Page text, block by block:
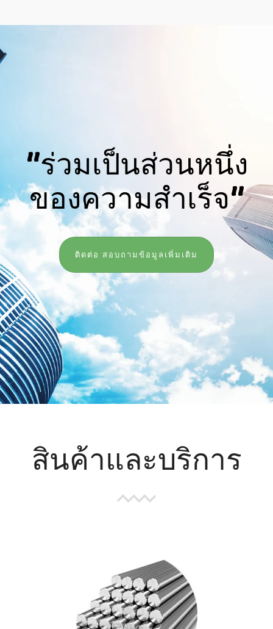
"ร่วมเป็นส่วนหนึ่ง
ของความสำเร็จ"
ติดต่อ สอบถามข้อมูลเพิ่มเติม
สินค้าและบริการ